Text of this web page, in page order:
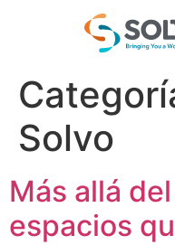
Solvo
Más allá
espacios